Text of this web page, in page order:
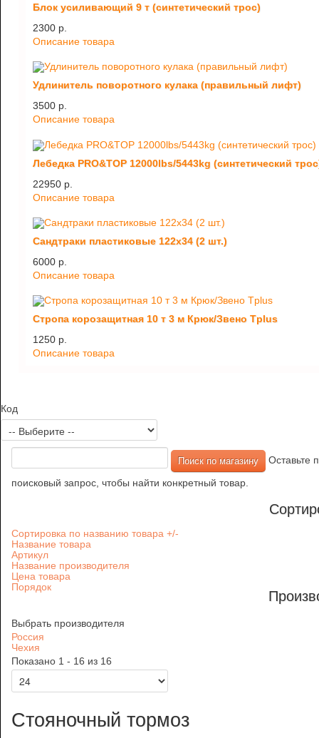
Блок усиливающий 9 т (синтетический трос)
2300 p.
Описание товара
Удлинитель поворотного кулака (правильный лифт)
3500 p.
Описание товара
Лебедка PRO&TOP 12000lbs/5443kg (синтетический
22950 p.
Описание товара
Сандтраки пластиковые 122х34 (2 шт.)
6000 p.
Описание товара
Стропа корозащитная 10 т 3 м Крюк/Звено Tplus
1250 p.
Описание товара
Код
Оставьте
поисковый запрос, чтобы найти конкретный товар.
Сортировка по названию товара +/-
Название товара
Артикул
Название производителя
Цена товара
Порядок
Выбрать производителя
Россия
Чехия
Показано 1 - 16 из 16
Стояночный тормоз